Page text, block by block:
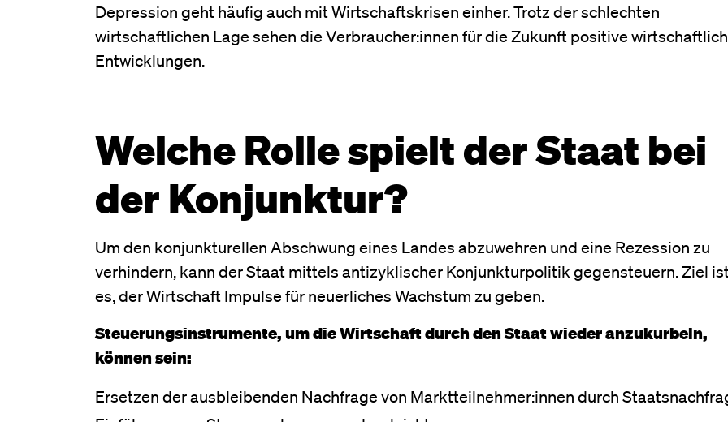
Depression geht häufig auch mit Wirtschaftskrisen einher. Trotz der schlechten
wirtschaftlichen Lage sehen die Verbraucher:innen für die Zukunft positive
Entwicklungen.
Welche Rolle spielt der Staat bei
der Konjunktur?
Um den konjunkturellen Abschwung eines Landes abzuwehren und eine Rezession zu
verhindern, kann der Staat mittels antizyklischer Konjunkturpolitik gegensteuern. Ziel
es, der Wirtschaft Impulse für neuerliches Wachstum zu geben.
Steuerungsinstrumente, um die Wirtschaft durch den Staat wieder anzukurbeln,
können sein:
Ersetzen der ausbleibenden Nachfrage von Marktteilnehmer:innen durch